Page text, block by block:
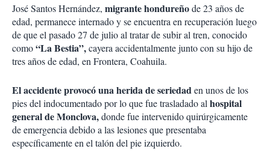
José Santos Hernández, migrante hondureñode 23 años de
edad, permanece internado y se encuentra en recuperación luego
de que el pasado 27 de julio al tratar de subir al tren, conocido
como“La Bestia”,cayera accidentalmente junto con su hijo de
tres años de edad, en Frontera, Coahuila.
El accidente provocó una herida de seriedaden unos de los
pies del indocumentado por lo que fue trasladado alhospital
general de Monclova,donde fue intervenido quirúrgicamente
de emergencia debido a las lesiones que presentaba
específicamente en el talón del pie izquierdo.